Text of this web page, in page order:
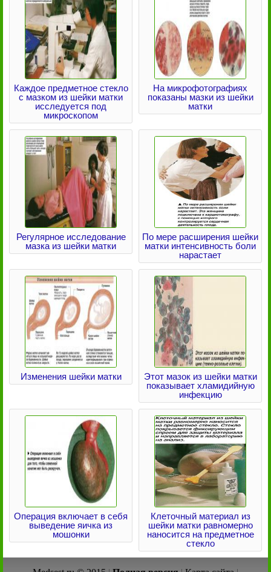
Каждое предметное стекло
с мазком из шейки матки
исследуется под
микроскопом
На микрофотографиях
показаны мазки из шейки
матки
Регулярное исследование
мазка из шейки матки
По мере расширения шейки
матки интенсивность боли
нарастает
Изменения шейки матки
Этот мазок из шейки матки
показывает хламидийную
инфекцию
Операция включает в себя
выведение яичка из
мошонки
Клеточный материал из
шейки матки равномерно
наносится на предметное
стекло